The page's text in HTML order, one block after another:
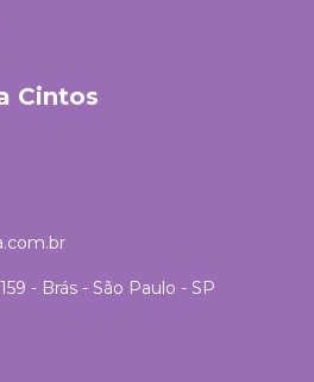
Cintos
- Brás - São Paulo - SP